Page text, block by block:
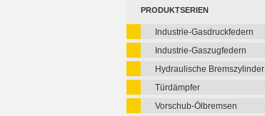
PRODUKTSERIEN
Industrie-Gasdruckfedern
Industrie-Gaszugfedern
Hydraulische Bremszylinder
Türdämpfer
Vorschub-Ölbremsen